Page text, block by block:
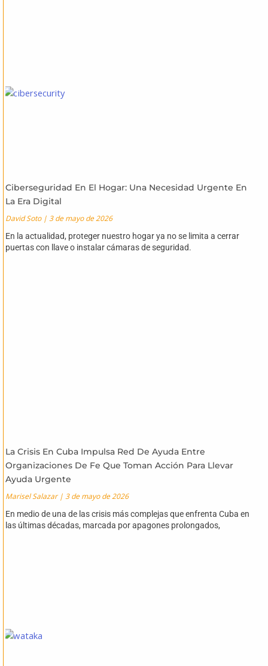
Ciberseguridad En El Hogar: Una Necesidad Urgente En
La Era Digital
David Soto 3 de mayo de 2026
En la actualidad, proteger nuestro hogar ya no se limita a cerrar
puertas con llave o instalar cámaras de seguridad.
La Crisis En Cuba Impulsa Red De Ayuda Entre
Organizaciones De Fe Que Toman Acción Para Llevar
Ayuda Urgente
Marisel Salazar 3 de mayo de 2026
En medio de una de las crisis más complejas que enfrenta Cuba en
las últimas décadas, marcada por apagones prolongados,